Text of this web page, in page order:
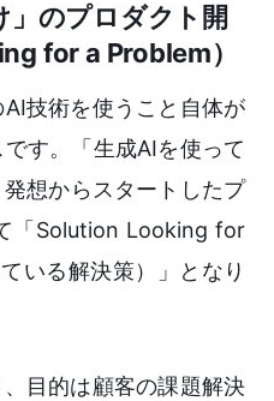
」のプロダクト開
for a Problem）
技術を使うこと自体が
す。「生成AIを使って
想からスタートしたプ
「Solution Looking for
いる解決策）」となり
目的は顧客の課題解決